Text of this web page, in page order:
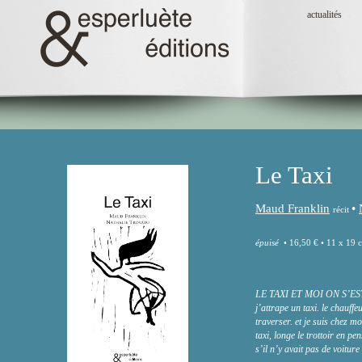
actualités
Le Taxi
Maud Franklin récit •
épuisé • 16,50 € • 11 x 19
LE TAXI ET MOI ON
j’attrape un taxi. le
traverser. et je suis chez
taxi, longe le trottoir en
s’il n’y avait pas de